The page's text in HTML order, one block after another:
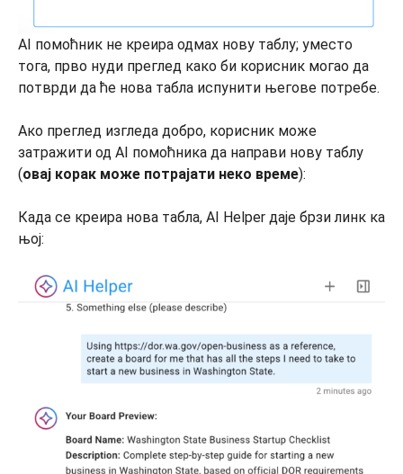
AI помоћник не креира одмах нову таблу; уместо
тога, прво нуди преглед како би корисник могао да
потврди да ће нова табла испунити његове потребе.
Ако преглед изгледа добро, корисник може
затражити од AI помоћника да направи нову таблу
(овај корак може потрајати неко време):
Када се креира нова табла, AI Helper даје брзи линк ка
њој: